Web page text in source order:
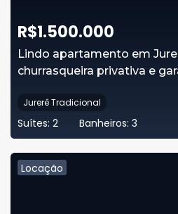
R$1.500.000
Lindo apartamento em
churrasqueira privativa e
Jurerê Tradicional
Suítes: 2 Banheiros: 3
Locação